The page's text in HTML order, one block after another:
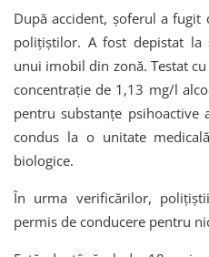
După accident, șoferul a
polițiștilor. A fost depistat la
unui imobil din zonă. Testat
concentrație de 1,13 mg/l
pentru substanțe psihoactive
condus la o unitate
biologice.
În urma verificărilor,
permis de conducere pentru